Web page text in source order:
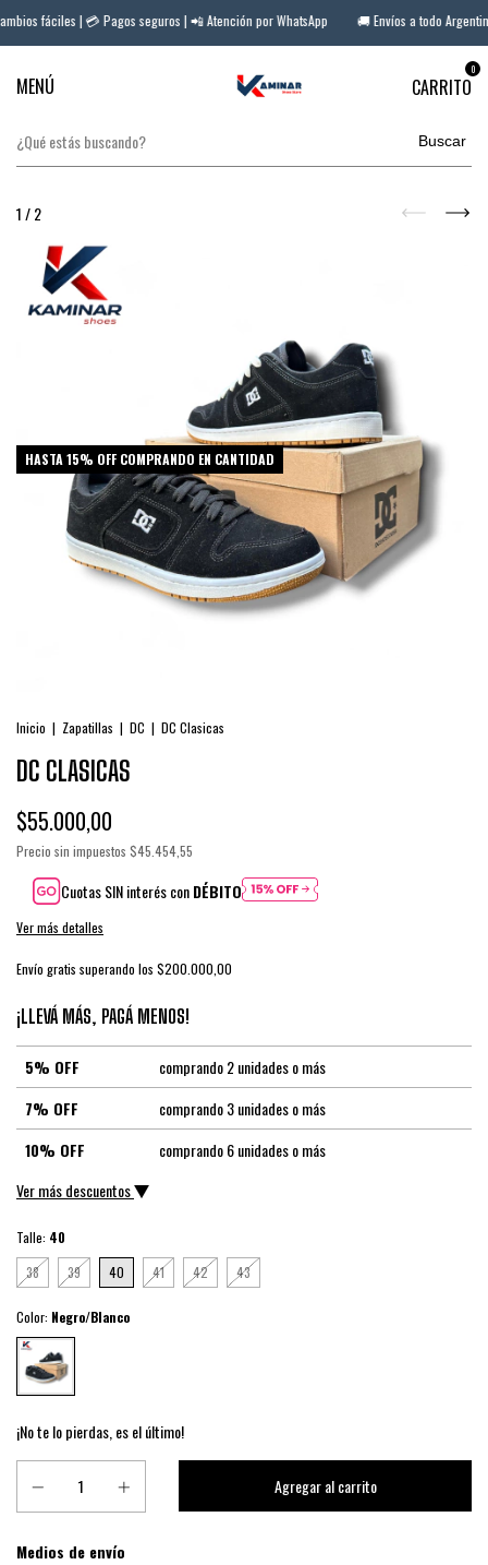
fáciles | 💳 Pagos seguros | 📲 Atención por WhatsApp 🚚 Envíos a todo
MENÚ CARRITO
0
Buscar
1/2
HASTA 15% OFF COMPRANDO EN CANTIDAD
Inicio | Zapatillas | DC | DC Clasicas
DC CLASICAS
$55.000,00
Precio sin impuestos $45.454,55
Cuotas SIN interés conDÉBITO
Ver más detalles
Envío gratis superando los $200.000,00
¡LLEVÁ MÁS, PAGÁ MENOS!
5% OFF
comprando 2 unidades o más
7% OFF
comprando 3 unidades o más
10% OFF
comprando 6 unidades o más
Ver más descuentos
Talle: 40
38
39 40 41 42 43
Color: Negro/Blanco
¡No te lo pierdas, es el último!
Entregas para el CP:
Medios de envío